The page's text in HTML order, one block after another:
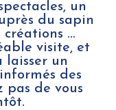
un
du sapin
créations …
visite, et
laisser un
des
pas de vous